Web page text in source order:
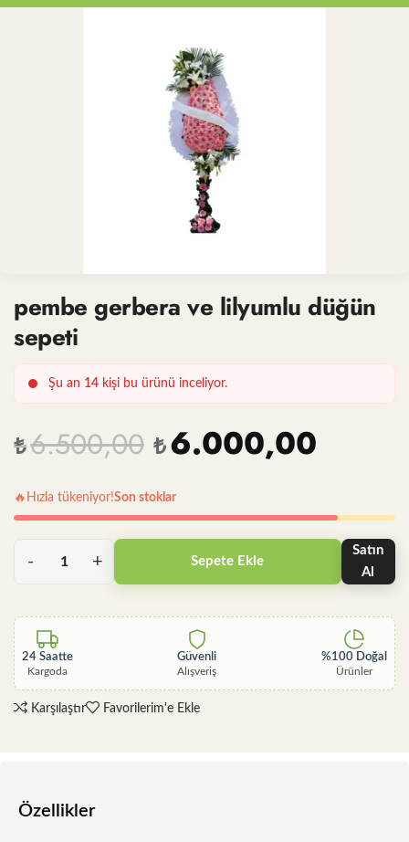
pembe gerbera ve lilyumlu düğün
sepeti
Şu an 14 kişi bu ürünü inceliyor.
₺6.500,00 ₺6.000,00
🔥 Hızla tükeniyor!Son stoklar
Sepete Ekle
Satın
Al
24 Saatte
Kargoda
Güvenli
Alışveriş
%100 Doğal
Ürünler
Karşılaştır Favorilerim'e Ekle
Özellikler